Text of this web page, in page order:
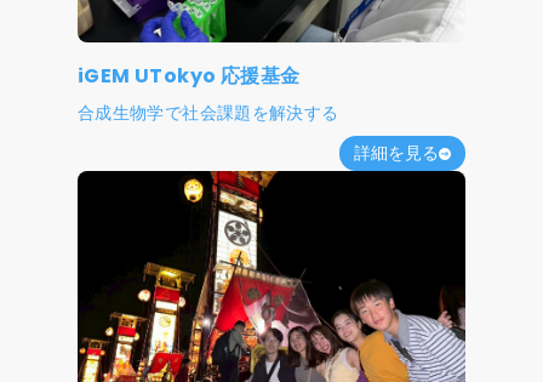
iGEM UTokyo 応援基金
合成生物学で社会課題を解決する
詳細を見る